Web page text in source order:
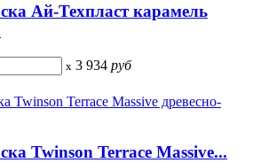
Ай-Техпласт карамель
x 3 934 руб
Twinson Terrace Massive...